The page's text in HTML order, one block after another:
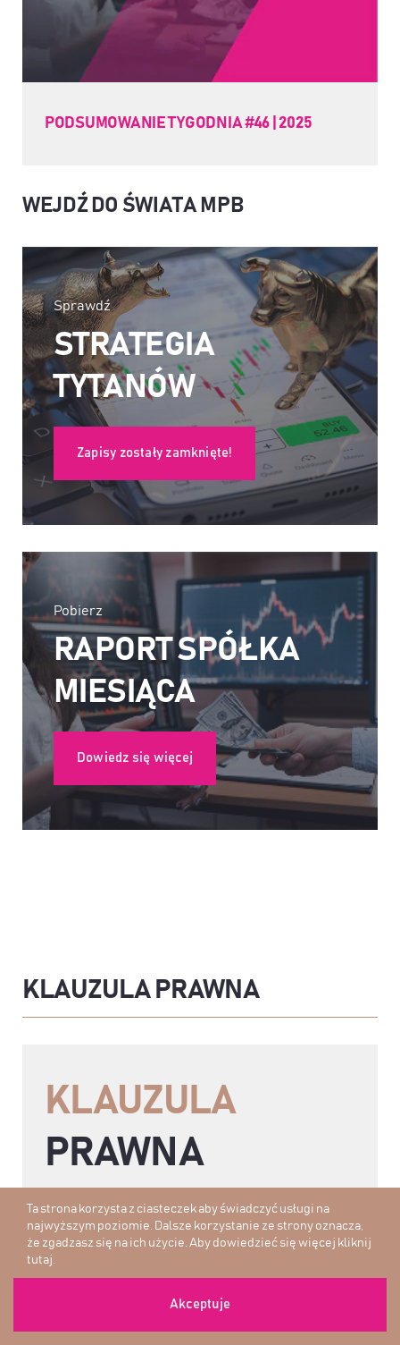
PODSUMOWANIE TYGODNIA #46 | 2025
WEJDŹ DO ŚWIATA MPB
Sprawdź
STRATEGIA
TYTANÓW
Zapisy zostały zamknięte!
Pobierz
RAPORT SPÓŁKA
MIESIĄCA
Dowiedz się więcej
KLAUZULA PRAWNA
KLAUZULA
PRAWNA
Z uwagi na poruszanie w ramach Strategii
Tytanów tematów inwestycyjnych,
chciałbym podkreślić, że
materiały zawarte tutaj są wyłącznie moją
, dotyczą mojej strategii
Ta strona korzysta z ciasteczek aby świadczyć usługi na
najwyższym poziomie. Dalsze korzystanie ze strony oznacza,
że zgadzasz się na ich użycie. Aby dowiedzieć się więcej kliknij
tutaj.
Akceptuje